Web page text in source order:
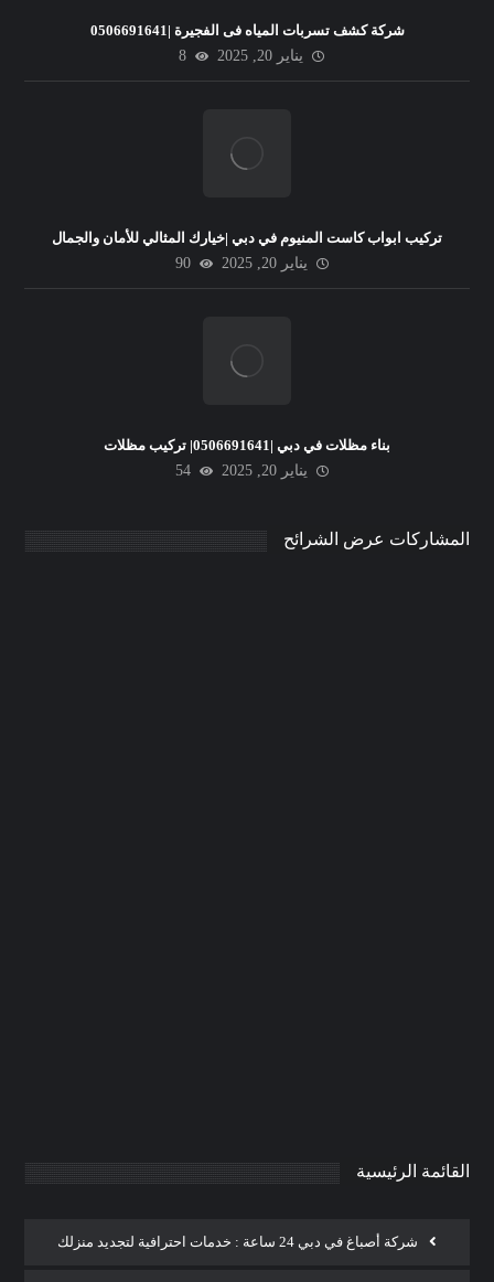
شركة كشف تسربات المياه فى الفجيرة |0506691641
يناير 20, 2025
8
تركيب ابواب كاست المنيوم في دبي |خيارك المثالي للأمان والجمال
يناير 20, 2025
90
بناء مظلات في دبي |0506691641| تركيب مظلات
يناير 20, 2025
54
المشاركات عرض الشرائح
القائمة الرئيسية
شركة أصباغ في دبي 24 ساعة : خدمات احترافية لتجديد منزلك